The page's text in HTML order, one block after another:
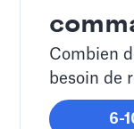
Combien
besoin de
6-